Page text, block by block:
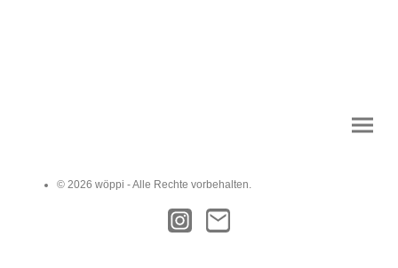
© 2026 wöppi - Alle Rechte vorbehalten.